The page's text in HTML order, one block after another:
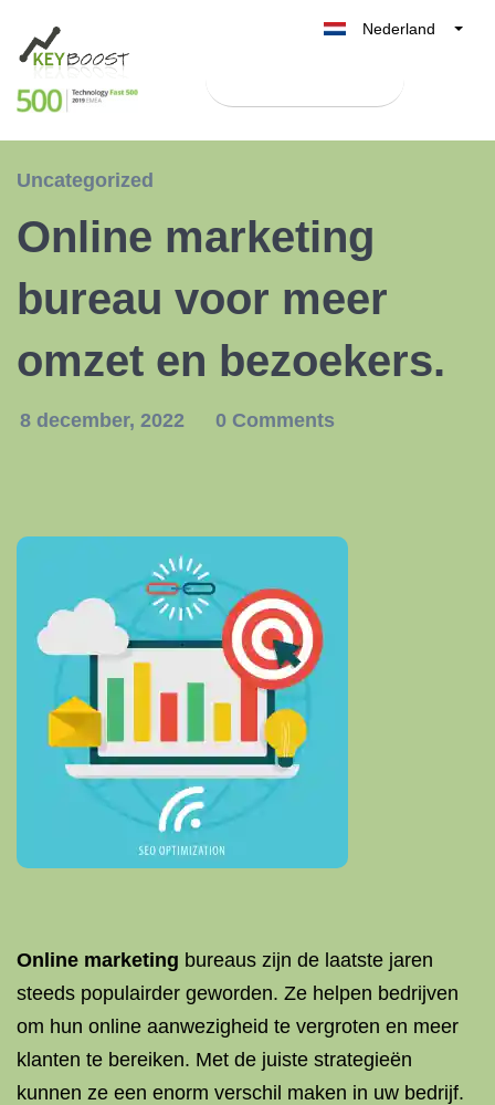
Nederland
België
Uncategorized
Online marketing
bureau voor meer
omzet en bezoekers.
8 december, 2022 0 Comments
Online marketing bureaus zijn de laatste jaren
steeds populairder geworden. Ze helpen bedrijven
om hun online aanwezigheid te vergroten en meer
klanten te bereiken. Met de juiste strategieën
kunnen ze een enorm verschil maken in uw bedrijf.